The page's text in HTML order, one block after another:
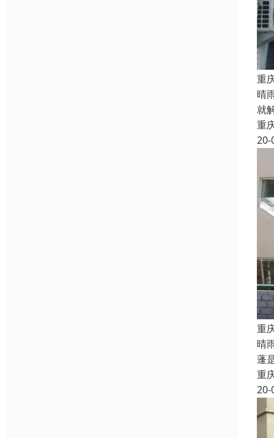
重
晴
就
重
20-
重
晴
蓬
重
20-